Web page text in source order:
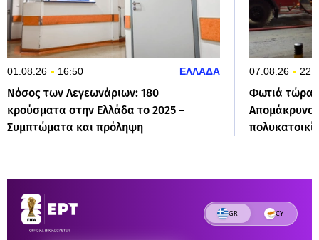
01.08.26 16:50 ΕΛΛΑΔΑ
Νόσος των Λεγεωνάριων: 180
κρούσματα στην Ελλάδα το 2025 –
Συμπτώματα και πρόληψη
07.08.26
Φωτιά τώρα